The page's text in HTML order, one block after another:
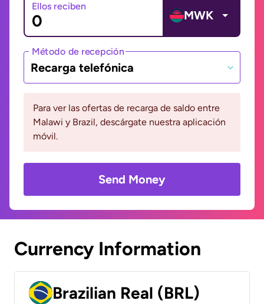
Ellos reciben
MWK
Método de recepción
Recarga telefónica
Para ver las ofertas de recarga de saldo entre
Malawi y Brazil, descárgate nuestra aplicación
móvil.
Send Money
Currency Information
Brazilian Real (BRL)